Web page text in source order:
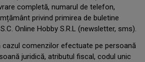
completă, numarul de telefon,
privind primirea de buletine
Online Hobby S.R.L (newsletter, sms).
cazul comenzilor efectuate pe persoană
juridică, atributul fiscal, codul unic